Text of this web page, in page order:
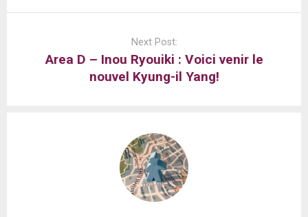
Next Post:
Area D – Inou Ryouiki : Voici venir le
nouvel Kyung-il Yang!